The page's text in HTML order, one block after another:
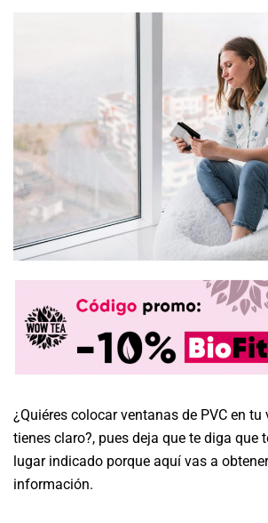
¿Quiéres colocar ventanas de PVC en
tienes claro?, pues deja que te diga que
lugar indicado porque aquí vas a
información.